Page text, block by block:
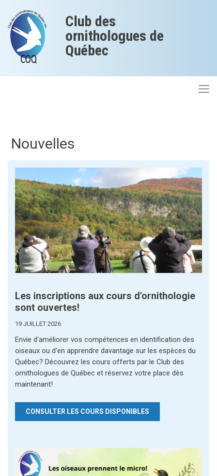
Club des
ornithologues de
Québec
Nouvelles
Les inscriptions aux cours d'ornithologie
sont ouvertes!
19 JUILLET 2026
Envie d'améliorer vos compétences en identification des
oiseaux ou d'en apprendre davantage sur les espèces du
Québec? Découvrez les cours offerts par le Club des
ornithologues de Québec et réservez votre place dès
maintenant!
CONSULTER LES COURS DISPONIBLES